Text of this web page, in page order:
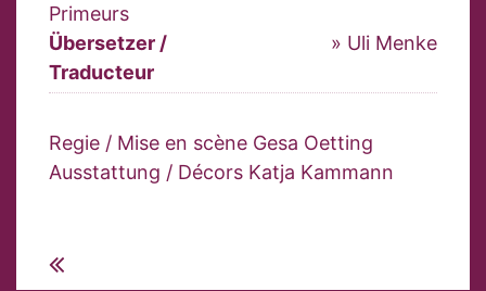
Primeurs
Übersetzer /
Traducteur
» Uli Menke
Regie / Mise en scène Gesa Oetting
Ausstattung / Décors Katja Kammann